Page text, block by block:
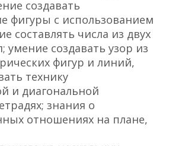
создавать
фигуры с использованием
составлять числа из двух
умение создавать узор из
фигур и линий,
технику
и диагональной
знания о
отношениях на плане,